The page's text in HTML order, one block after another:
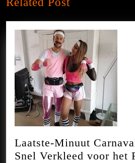
post:
Laatste-Minuut
Snel Verkleed voor het